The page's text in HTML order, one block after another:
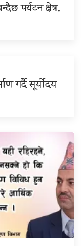
पर्यटन क्षेत्र,
गर्दै सूर्योदय